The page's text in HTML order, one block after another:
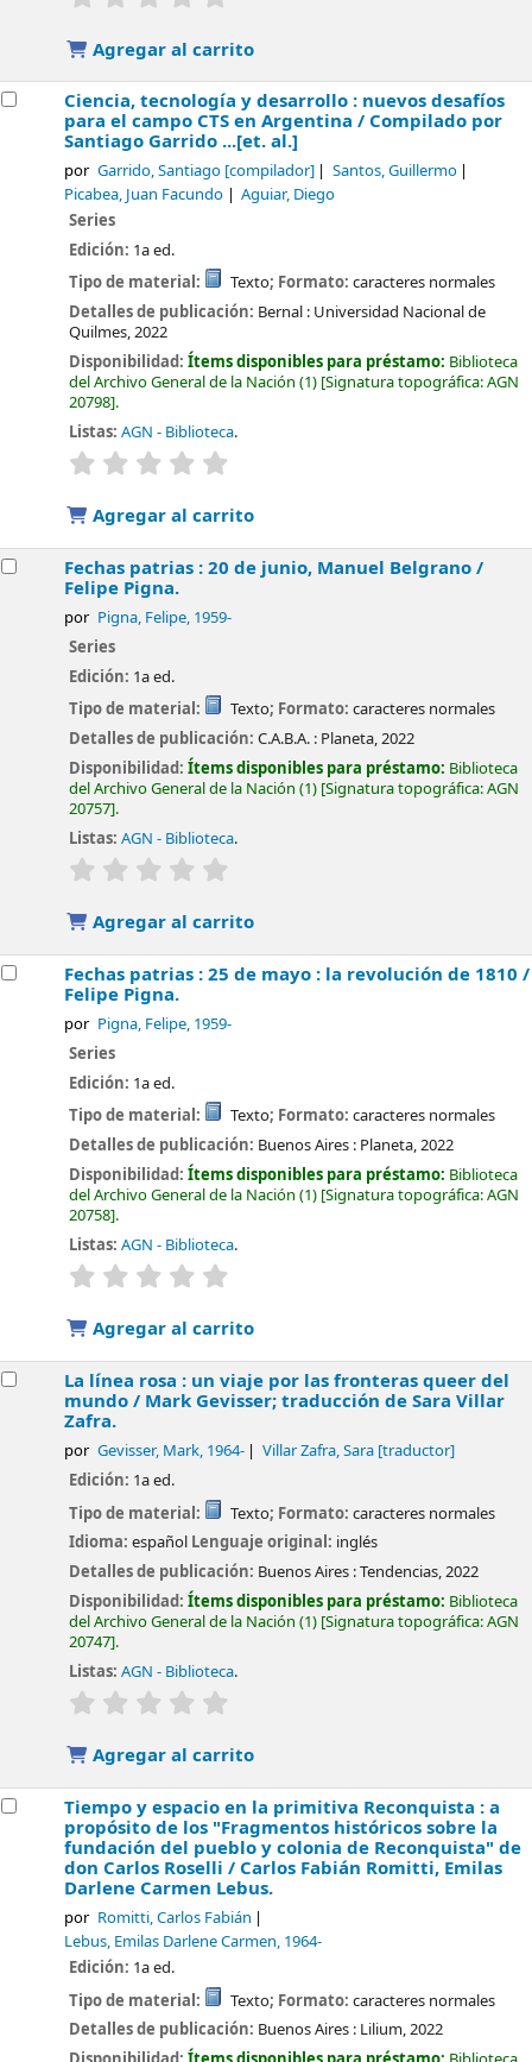
Agregar al carrito
Ciencia, tecnología y desarrollo : nuevos desafíos
para el campo CTS en Argentina / Compilado por
Santiago Garrido ...[et. al.]
por Garrido, Santiago[compilador]
Santos, Guillermo
Picabea, Juan Facundo
Aguiar, Diego
Series
Edición: 1a ed.
Tipo de material:
Texto; Formato: caracteres normales
Detalles de publicación: Bernal : Universidad Nacional de
Quilmes,2022
Disponibilidad:Ítems disponibles para préstamo: Biblioteca
del Archivo General de la Nación (1) Signatura topográfica:AGN
20798 .
Listas: AGN - Biblioteca.
valoración
Agregar al carrito
Fechas patrias : 20 de junio, Manuel Belgrano /
Felipe Pigna.
por Pigna, Felipe, 1959-
Series
Edición: 1a ed.
Tipo de material:
Texto; Formato: caracteres normales
Detalles de publicación:C.A.B.A. : Planeta,2022
Disponibilidad:Ítems disponibles para préstamo: Biblioteca
del Archivo General de la Nación (1) Signatura topográfica:AGN
20757 .
Listas: AGN - Biblioteca.
valoración
Agregar al carrito
Fechas patrias : 25 de mayo : la revolución de 1810 /
Felipe Pigna.
por Pigna, Felipe, 1959-
Series
Edición: 1a ed.
Tipo de material:
Texto; Formato: caracteres normales
Detalles de publicación: Buenos Aires : Planeta,2022
Disponibilidad:Ítems disponibles para préstamo: Biblioteca
del Archivo General de la Nación (1) Signatura topográfica:AGN
20758 .
Listas: AGN - Biblioteca.
valoración
Agregar al carrito
La línea rosa : un viaje por las fronteras queer del
mundo / Mark Gevisser; traducción de Sara Villar
Zafra.
por Gevisser, Mark, 1964- Villar Zafra, Sara[traductor]
Edición: 1a ed.
Tipo de material:
Texto; Formato: caracteres normales
Idioma:español Lenguaje original: inglés
Detalles de publicación: Buenos Aires :Tendencias,2022
Disponibilidad:Ítems disponibles para préstamo: Biblioteca
del Archivo General de la Nación (1) Signatura topográfica:AGN
20747 .
Listas: AGN - Biblioteca.
valoración
Agregar al carrito
Tiempo y espacio en la primitiva Reconquista : a
propósito de los "Fragmentos históricos sobre la
fundación del pueblo y colonia de Reconquista" de
don Carlos Roselli / Carlos Fabián Romitti, Emilas
Darlene Carmen Lebus.
por Romitti, Carlos Fabián
Lebus, Emilas Darlene Carmen, 1964-
Edición: 1a ed.
Tipo de material:
Texto; Formato: caracteres normales
Detalles de publicación: Buenos Aires : Lilium,2022